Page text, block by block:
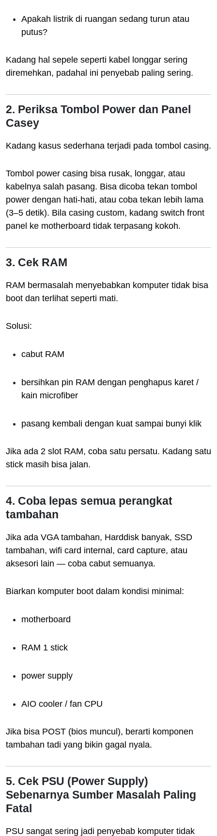
Apakah listrik di ruangan sedang turun atau
putus?
Kadang hal sepele seperti kabel longgar sering
diremehkan, padahal ini penyebab paling sering.
2. Periksa Tombol Power dan Panel
Casey
Kadang kasus sederhana terjadi pada tombol casing.
Tombol power casing bisa rusak, longgar, atau
kabelnya salah pasang. Bisa dicoba tekan tombol
power dengan hati-hati, atau coba tekan lebih lama
(3–5 detik). Bila casing custom, kadang switch front
panel ke motherboard tidak terpasang kokoh.
3. Cek RAM
RAM bermasalah menyebabkan komputer tidak bisa
boot dan terlihat seperti mati.
Solusi:
cabut RAM
bersihkan pin RAM dengan penghapus karet /
kain microfiber
pasang kembali dengan kuat sampai bunyi klik
Jika ada 2 slot RAM, coba satu persatu. Kadang satu
stick masih bisa jalan.
4. Coba lepas semua perangkat
tambahan
Jika ada VGA tambahan, Harddisk banyak, SSD
tambahan, wifi card internal, card capture, atau
aksesori lain — coba cabut semuanya.
Biarkan komputer boot dalam kondisi minimal:
motherboard
RAM 1 stick
power supply
AIO cooler / fan CPU
Jika bisa POST (bios muncul), berarti komponen
tambahan tadi yang bikin gagal nyala.
5. Cek PSU (Power Supply)
Sebenarnya Sumber Masalah Paling
Fatal
PSU sangat sering jadi penyebab komputer tidak